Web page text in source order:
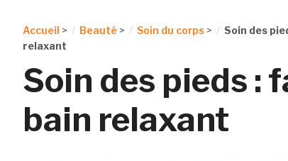
Accueil > Beauté > Soin du corps >
Soin des
relaxant
Soin des pieds :
bain relaxant